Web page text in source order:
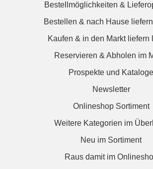
Bestellmöglichkeiten &
Bestellen & nach Hause
Kaufen & in den Markt liefern
Reservieren & Abholen im
Prospekte und Kataloge
Newsletter
Onlineshop Sortiment
Weitere Kategorien im
Neu im Sortiment
Raus damit im